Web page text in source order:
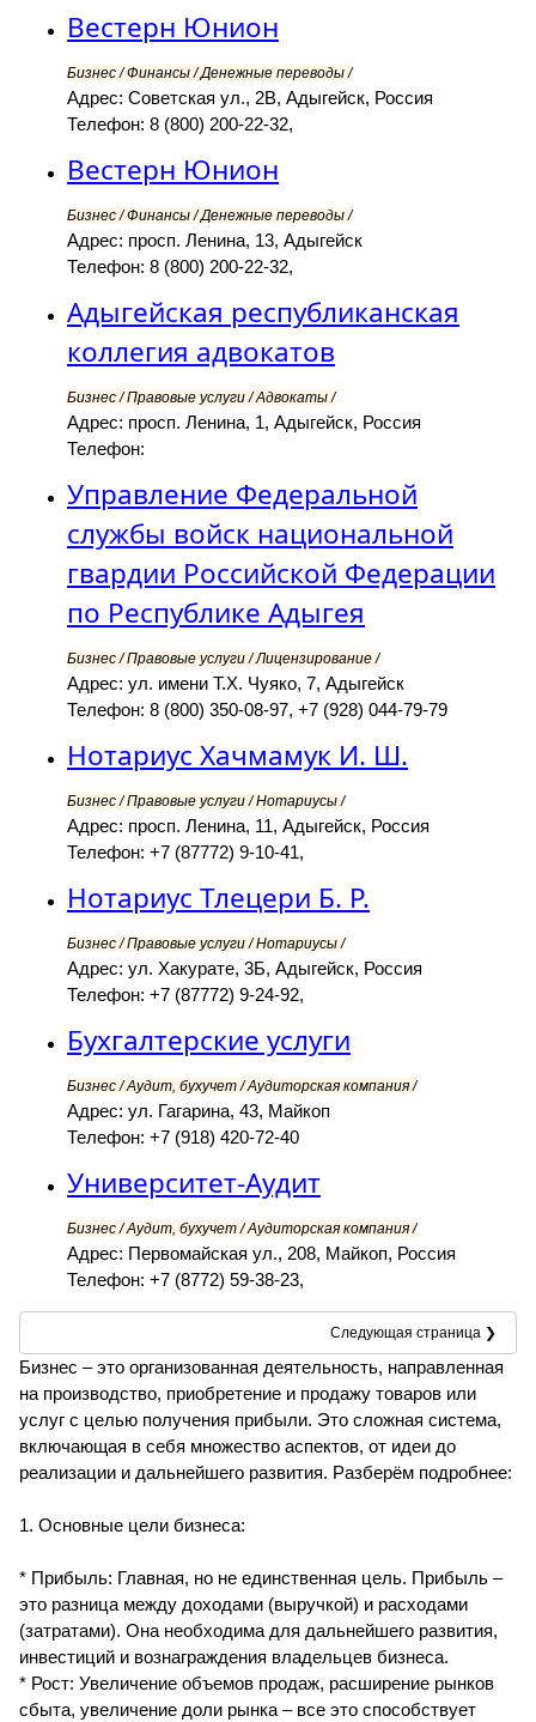
Вестерн Юнион
Бизнес / Финансы / Денежные переводы /
Адрес: Советская ул., 2В, Адыгейск, Россия
Телефон: 8 (800) 200-22-32,
Вестерн Юнион
Бизнес / Финансы / Денежные переводы /
Адрес: просп. Ленина, 13, Адыгейск
Телефон: 8 (800) 200-22-32,
Адыгейская республиканская
коллегия адвокатов
Бизнес / Правовые услуги / Адвокаты /
Адрес: просп. Ленина, 1, Адыгейск, Россия
Телефон:
Управление Федеральной
службы войск национальной
гвардии Российской Федерации
по Республике Адыгея
Бизнес / Правовые услуги / Лицензирование /
Адрес: ул. имени Т.Х. Чуяко, 7, Адыгейск
Телефон: 8 (800) 350-08-97, +7 (928) 044-79-79
Нотариус Хачмамук И. Ш.
Бизнес / Правовые услуги / Нотариусы /
Адрес: просп. Ленина, 11, Адыгейск, Россия
Телефон: +7 (87772) 9-10-41,
Нотариус Тлецери Б. Р.
Бизнес / Правовые услуги / Нотариусы /
Адрес: ул. Хакурате, 3Б, Адыгейск, Россия
Телефон: +7 (87772) 9-24-92,
Бухгалтерские услуги
Бизнес / Аудит, бухучет / Аудиторская компания /
Адрес: ул. Гагарина, 43, Майкоп
Телефон: +7 (918) 420-72-40
Университет-Аудит
Бизнес / Аудит, бухучет / Аудиторская компания /
Адрес: Первомайская ул., 208, Майкоп, Россия
Телефон: +7 (8772) 59-38-23,
Следующая страница ❯
Бизнес – это организованная деятельность, направленная
на производство, приобретение и продажу товаров или
услуг с целью получения прибыли. Это сложная система,
включающая в себя множество аспектов, от идеи до
реализации и дальнейшего развития. Разберём подробнее:
1. Основные цели бизнеса:
* Прибыль: Главная, но не единственная цель. Прибыль –
это разница между доходами (выручкой) и расходами
(затратами). Она необходима для дальнейшего развития,
инвестиций и вознаграждения владельцев бизнеса.
* Рост: Увеличение объемов продаж, расширение рынков
сбыта, увеличение доли рынка – все это способствует